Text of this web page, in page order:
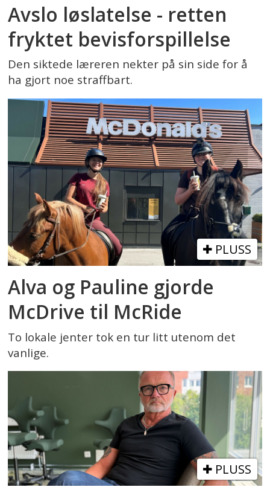
Avslo løslatelse - retten
fryktet bevisforspillelse
Den siktede læreren nekter på sin side for å
ha gjort noe straffbart.
PLUSS
Alva og Pauline gjorde
McDrive til McRide
To lokale jenter tok en tur litt utenom det
vanlige.
PLUSS